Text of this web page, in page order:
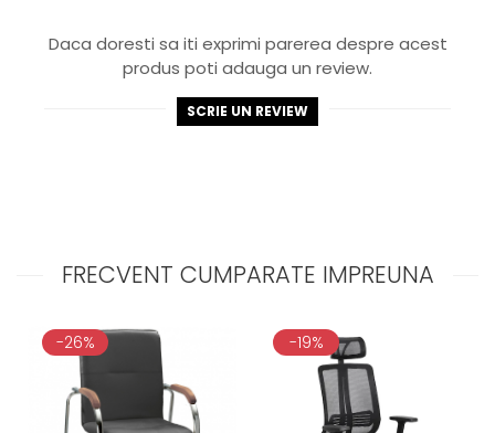
Daca doresti sa iti exprimi parerea despre acest
produs poti adauga un review.
SCRIE UN REVIEW
FRECVENT CUMPARATE IMPREUNA
-26% -19%